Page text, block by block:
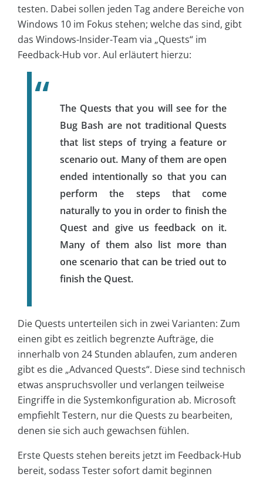
testen. Dabei sollen jeden Tag andere Bereiche von
Windows 10 im Fokus stehen; welche das sind, gibt
das Windows-Insider-Team via „Quests“ im
Feedback-Hub vor. Aul erläutert hierzu:
The Quests that you will see for the
Bug Bash are not traditional Quests
that list steps of trying a feature or
scenario out. Many of them are open
ended intentionally so that you can
perform the steps that come
naturally to you in order to finish the
Quest and give us feedback on it.
Many of them also list more than
one scenario that can be tried out to
finish the Quest.
Die Quests unterteilen sich in zwei Varianten: Zum
einen gibt es zeitlich begrenzte Aufträge, die
innerhalb von 24 Stunden ablaufen, zum anderen
gibt es die „Advanced Quests“. Diese sind technisch
etwas anspruchsvoller und verlangen teilweise
Eingriffe in die Systemkonfiguration ab. Microsoft
empfiehlt Testern, nur die Quests zu bearbeiten,
denen sie sich auch gewachsen fühlen.
Erste Quests stehen bereits jetzt im Feedback-Hub
bereit, sodass Tester sofort damit beginnen